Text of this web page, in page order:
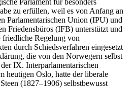
zu erfüllen, weil es von Anfang an
Parlamentarischen Union (IPU) und
Friedensbüros (IFB) unterstützt und
Regelung von
durch Schiedsverfahren eingesetzt
die von den Norwegern selbst
IX. Interparlamentarischen
heutigen Oslo, hatte der liberale
(1827–1906) selbstbewusst